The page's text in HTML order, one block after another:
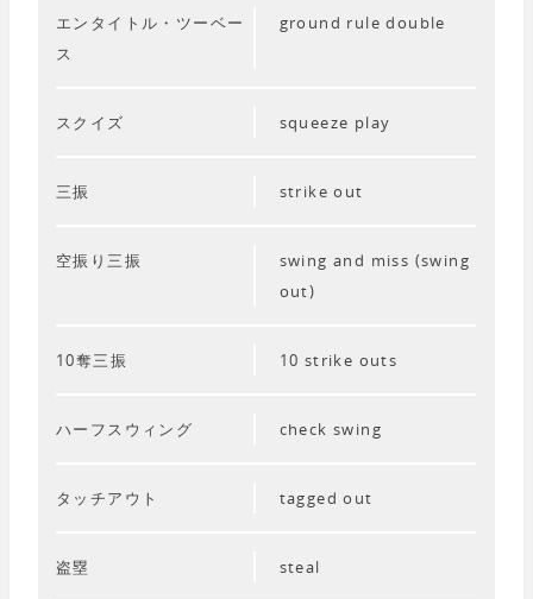
エンタイトル・ツーベー
ス
ground rule double
スクイズ squeeze play
三振 strike out
空振り三振
swing and miss (swing
out)
10奪三振 10 strike outs
ハーフスウィング check swing
タッチアウト tagged out
盗塁 steal